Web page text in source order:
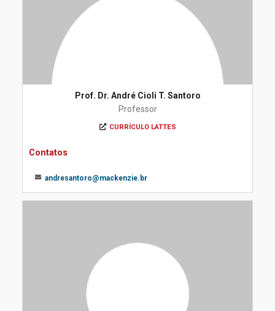
Prof. Dr. André Cioli T. Santoro
Professor
CURRÍCULO LATTES
Contatos
andresantoro@mackenzie.br